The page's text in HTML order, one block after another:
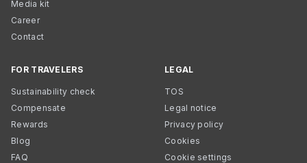
Media kit
Career
Contact
FOR TRAVELERS
Sustainability check
Compensate
Rewards
Blog
FAQ
LEGAL
TOS
Legal notice
Privacy policy
Cookies
Cookie settings